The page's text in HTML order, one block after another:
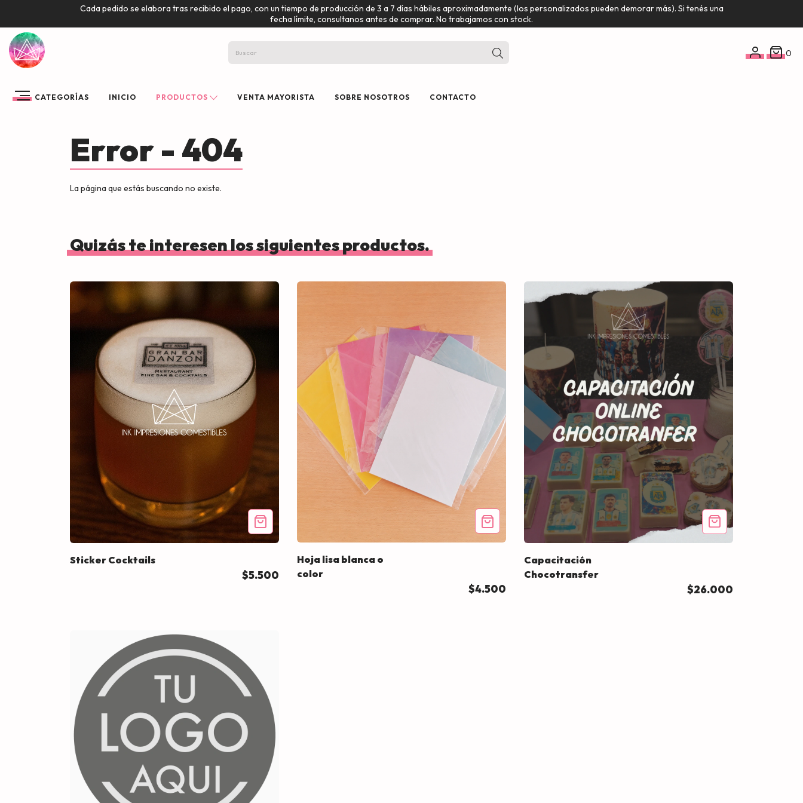
Cada pedido se elabora tras recibido el pago, con un tiempo de producción de 3 a 7 días hábiles aproximadamente (los personalizados pueden demorar más). Si tenés una
fecha límite, consultanos antes de comprar. No trabajamos con stock.
0
CATEGORÍAS INICIO PRODUCTOS VENTA MAYORISTA SOBRE NOSOTROS CONTACTO
Error - 404
La página que estás buscando no existe.
Quizás te interesen los siguientes productos.
Sticker Cocktails
$5.500
Hoja lisa blanca o
color
$4.500
Capacitación
Chocotransfer
$26.000